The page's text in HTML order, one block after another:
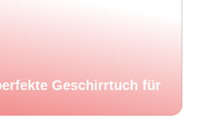
Geschirrtuch für